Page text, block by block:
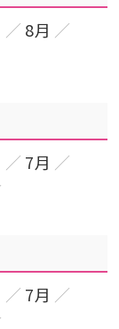
8月
7月
7月